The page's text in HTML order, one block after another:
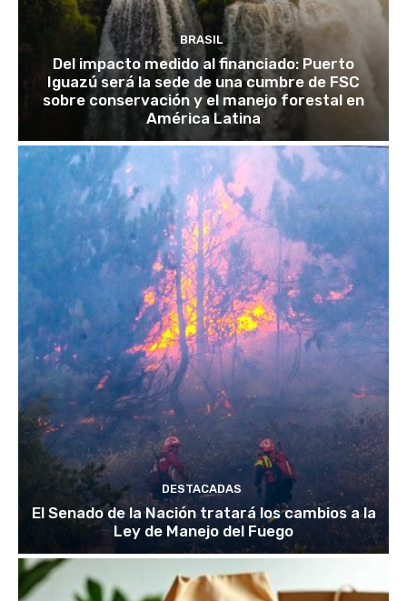
BRASIL
Del impacto medido al financiado: Puerto
Iguazú será la sede de una cumbre de FSC
sobre conservación y el manejo forestal en
América Latina
DESTACADAS
El Senado de la Nación tratará los cambios a la
Ley de Manejo del Fuego